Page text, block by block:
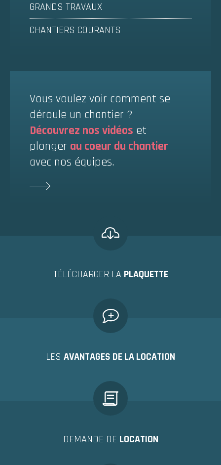
GRANDS TRAVAUX
CHANTIERS COURANTS
Vous voulez voir comment se
déroule un chantier ?
Découvrez nos vidéos et
plonger au coeur du chantier
avec nos équipes.
TÉLÉCHARGER LA PLAQUETTE
LES AVANTAGES DE LA LOCATION
DEMANDE DE LOCATION